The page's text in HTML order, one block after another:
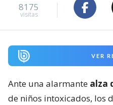
8175
visitas
VER
Ante una alarmante alza
de niños intoxicados, los